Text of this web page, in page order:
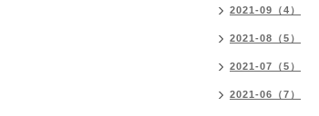
2021-09（4）
2021-08（5）
2021-07（5）
2021-06（7）